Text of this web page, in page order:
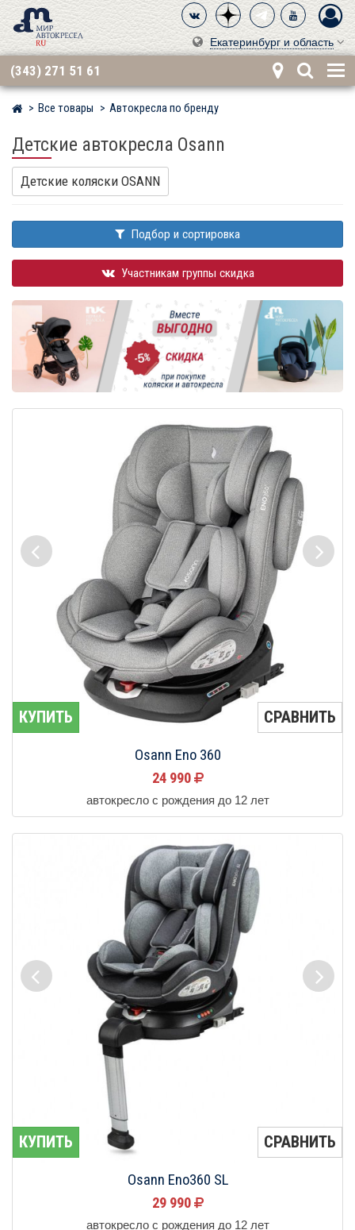
Екатеринбург и область
(343) 271 51 61
Мир детских автокресел
Все товары Автокресла по бренду
Детские автокресла Osann
Детские коляски OSANN
Подбор и сортировка
Участникам группы скидка
КУПИТЬ СРАВНИТЬ
Osann Eno 360
24 990
автокресло с рождения до 12 лет
КУПИТЬ СРАВНИТЬ
Osann Eno360 SL
29 990
автокресло с рождения до 12 лет